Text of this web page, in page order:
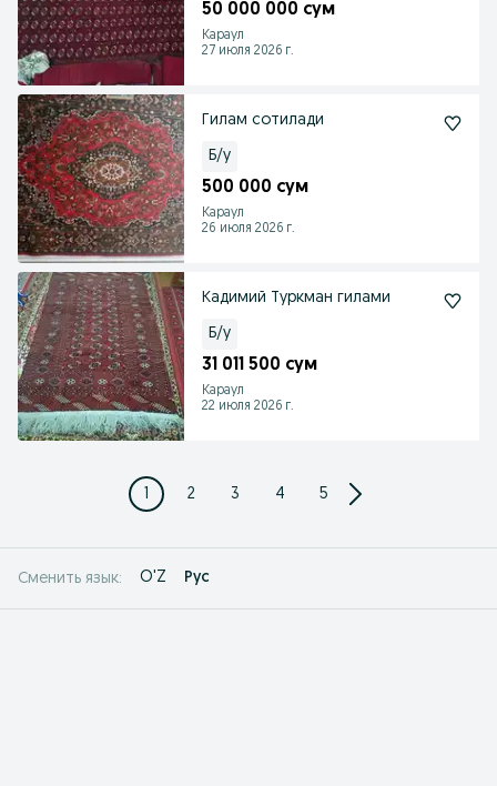
50 000 000 сум
Караул
27 июля 2026 г.
Гилам сотилади
Б/у
500 000 сум
Караул
26 июля 2026 г.
Кадимий Туркман гилами
Б/у
31 011 500 сум
Караул
22 июля 2026 г.
1 2 3 4 5
Сменить язык: O'Z Рус